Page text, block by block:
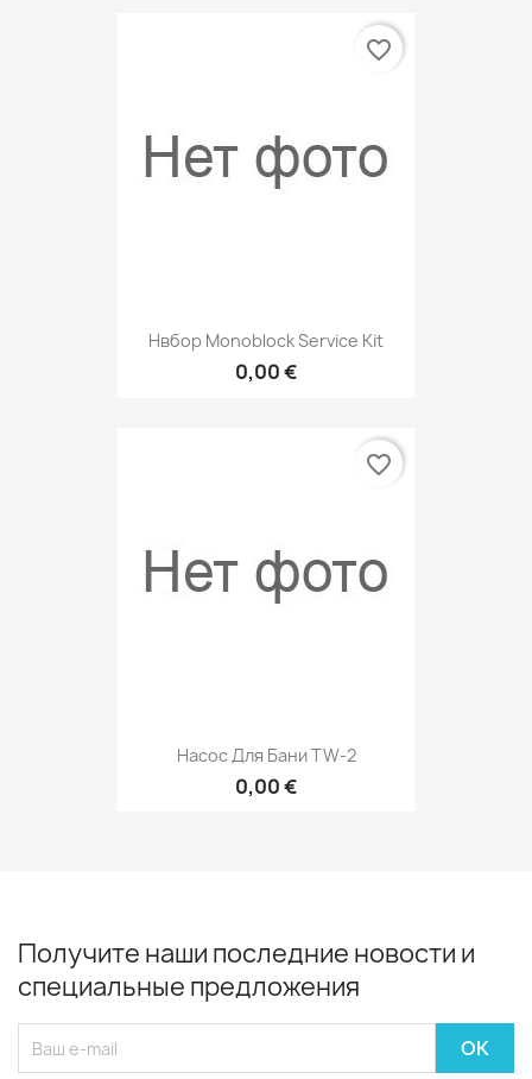
Нвбор Monoblock Service Kit
0,00 €
favorite_border
Насос Для Бани TW-2
0,00 €
favorite_border
Получите наши последние новости и
специальные предложения